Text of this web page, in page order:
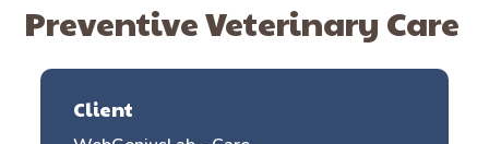
Preventive Veterinary Care
Client